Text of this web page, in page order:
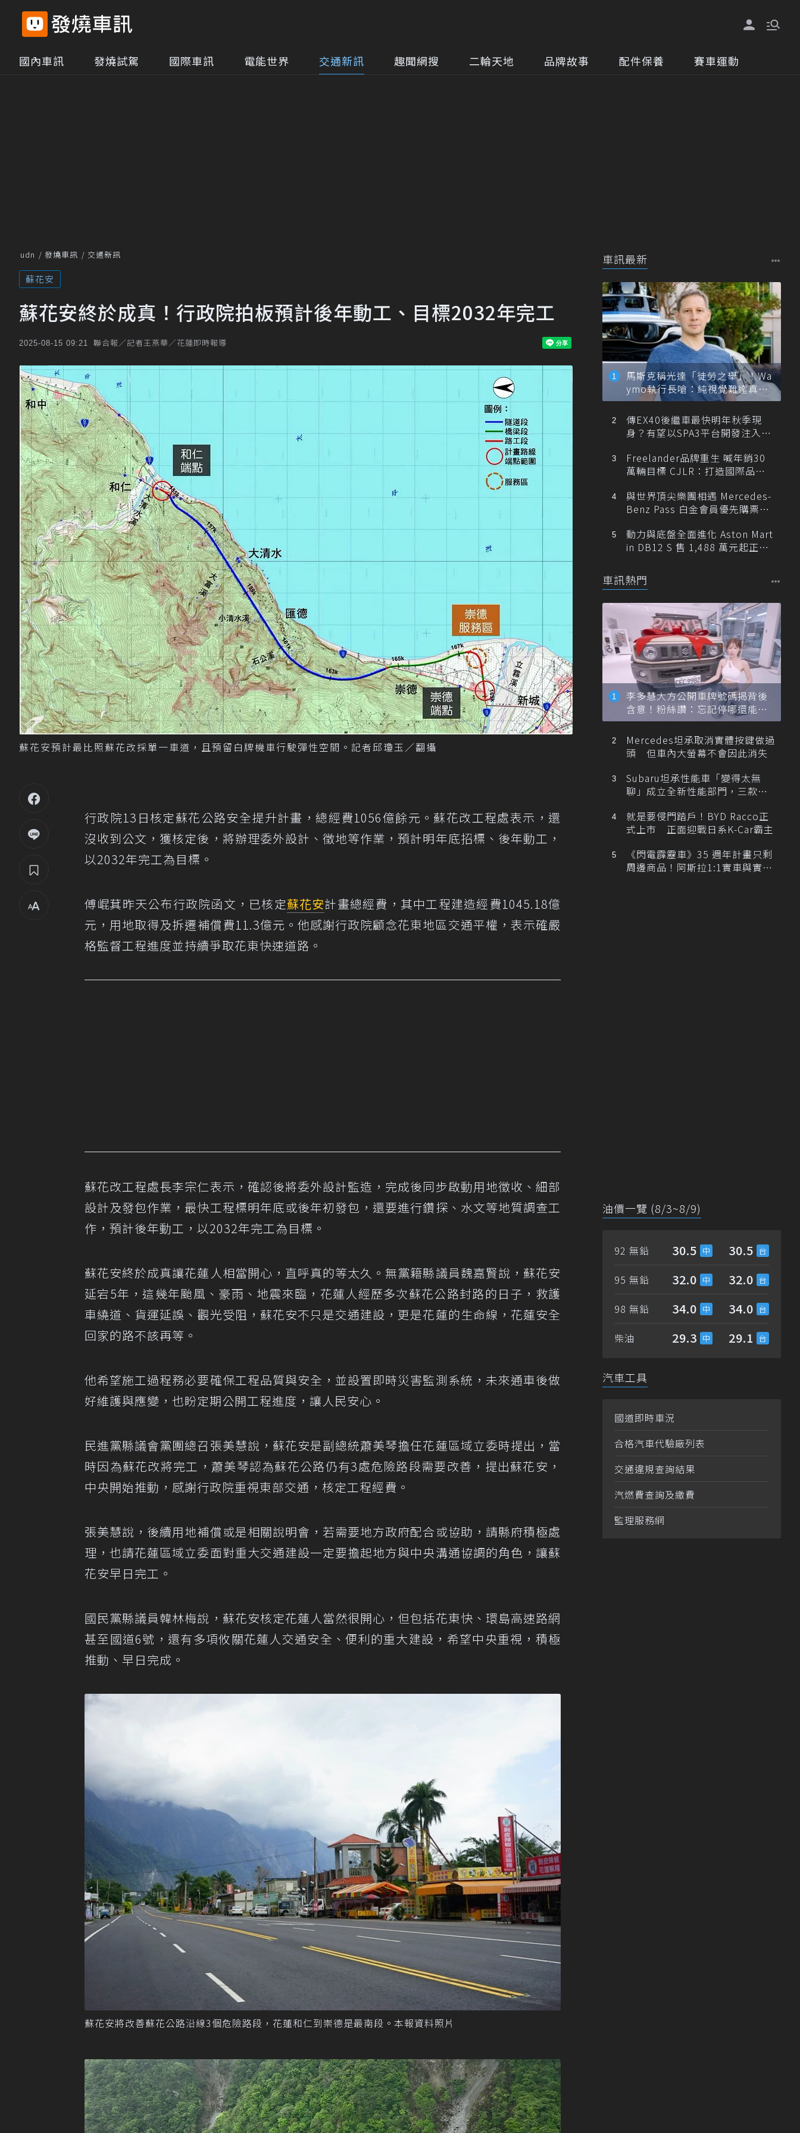
國內車訊 發燒試駕 國際車訊 電能世界 交通新訊 趣聞網搜 二輪天地 品牌故事 配件保養 賽車運動
udn 發燒車訊 交通新訊
蘇花安
蘇花安終於成真！行政院拍板預計後年動工、目標2032年完工
2025-08-15 09:21 聯合報／記者王燕華／花蓮即時報導
蘇花安預計最比照蘇花改採單一車道，且預留白牌機車行駛彈性空間。記者邱瓊玉／翻攝
行政院13日核定蘇花公路安全提升計畫，總經費1056億餘元。蘇花改工程處表示，還
沒收到公文，獲核定後，將辦理委外設計、徵地等作業，預計明年底招標、後年動工，
以2032年完工為目標。
傅崐萁昨天公布行政院函文，已核定蘇花安計畫總經費，其中工程建造經費1045.18億
元，用地取得及拆遷補償費11.3億元。他感謝行政院顧念花東地區交通平權，表示確嚴
格監督工程進度並持續爭取花東快速道路。
蘇花改工程處長李宗仁表示，確認後將委外設計監造，完成後同步啟動用地徵收、細部
設計及發包作業，最快工程標明年底或後年初發包，還要進行鑽探、水文等地質調查工
作，預計後年動工，以2032年完工為目標。
蘇花安終於成真讓花蓮人相當開心，直呼真的等太久。無黨籍縣議員魏嘉賢說，蘇花安
延宕5年，這幾年颱風、豪雨、地震來臨，花蓮人經歷多次蘇花公路封路的日子，救護
車繞道、貨運延誤、觀光受阻，蘇花安不只是交通建設，更是花蓮的生命線，花蓮安全
回家的路不該再等。
他希望施工過程務必要確保工程品質與安全，並設置即時災害監測系統，未來通車後做
好維護與應變，也盼定期公開工程進度，讓人民安心。
民進黨縣議會黨團總召張美慧說，蘇花安是副總統蕭美琴擔任花蓮區域立委時提出，當
時因為蘇花改將完工，蕭美琴認為蘇花公路仍有3處危險路段需要改善，提出蘇花安，
中央開始推動，感謝行政院重視東部交通，核定工程經費。
張美慧說，後續用地補償或是相關說明會，若需要地方政府配合或協助，請縣府積極處
理，也請花蓮區域立委面對重大交通建設一定要擔起地方與中央溝通協調的角色，讓蘇
花安早日完工。
國民黨縣議員韓林梅說，蘇花安核定花蓮人當然很開心，但包括花東快、環島高速路網
甚至國道6號，還有多項攸關花蓮人交通安全、便利的重大建設，希望中央重視，積極
推動、早日完成。
蘇花安將改善蘇花公路沿線3個危險路段，花蓮和仁到崇德是最南段。本報資料照片
車訊最新
馬斯克稱光達「徒勞之舉」！Wa
ymo執行長嗆：純視覺難達真正
自動駕駛
傳EX40後繼車最快明年秋季現
身？有望以SPA3平台開發注入80
Freelander品牌重生 喊年銷30
萬輛目標 CJLR：打造國際品牌
與世界頂尖樂團相遇 Mercedes-
Benz Pass 白金會員優先購票維
動力與底盤全面進化 Aston Mart
in DB12 S 售 1,488 萬元起正式
車訊熱門
李多慧大方公開車牌號碼揭背後
含意！粉絲讚：忘記停哪還能幫
忙找車
Mercedes坦承取消實體按鍵做過
頭 但車內大螢幕不會因此消失
Subaru坦承性能車「變得太無
聊」成立全新性能部門，三款手
就是要侵門踏戶！BYD Racco正
式上市 正面迎戰日系K-Car霸主
《閃電霹靂車》35 週年計畫只剩
周邊商品！阿斯拉1:1實車與實體
油價一覽 (8/3~8/9)
92 無鉛 30.5 30.5
95 無鉛 32.0 32.0
98 無鉛 34.0 34.0
柴油 29.3 29.1
汽車工具
國道即時車況
合格汽車代驗廠列表
交通違規查詢結果
汽燃費查詢及繳費
監理服務網